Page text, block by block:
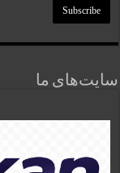
سایت‌های ما